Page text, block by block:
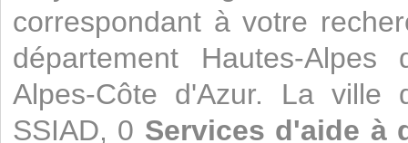
correspondant à votre
département Hautes-
Alpes-Côte d'Azur. La ville
SSIAD, 0 Services d'aide à